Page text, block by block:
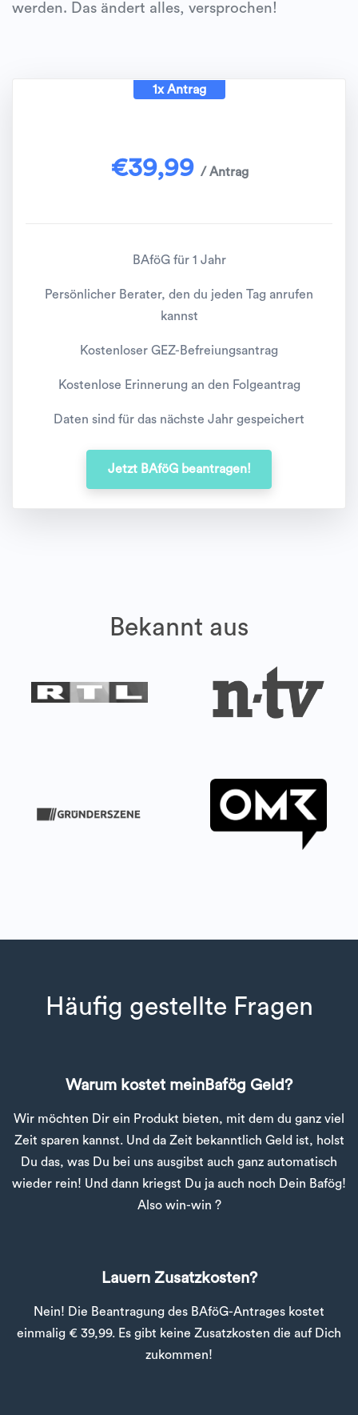
werden. Das ändert alles, versprochen!
1x Antrag
€39,99 / Antrag
BAföG für 1 Jahr
Persönlicher Berater, den du jeden Tag anrufen
kannst
Kostenloser GEZ-Befreiungsantrag
Kostenlose Erinnerung an den Folgeantrag
Daten sind für das nächste Jahr gespeichert
Jetzt BAföG beantragen!
Bekannt aus
Häufig gestellte Fragen
Warum kostet meinBafög Geld?
Wir möchten Dir ein Produkt bieten, mit dem du ganz viel
Zeit sparen kannst. Und da Zeit bekanntlich Geld ist, holst
Du das, was Du bei uns ausgibst auch ganz automatisch
wieder rein! Und dann kriegst Du ja auch noch Dein Bafög!
Also win-win ?
Lauern Zusatzkosten?
Nein! Die Beantragung des BAföG-Antrages kostet
einmalig € 39,99. Es gibt keine Zusatzkosten die auf Dich
zukommen!